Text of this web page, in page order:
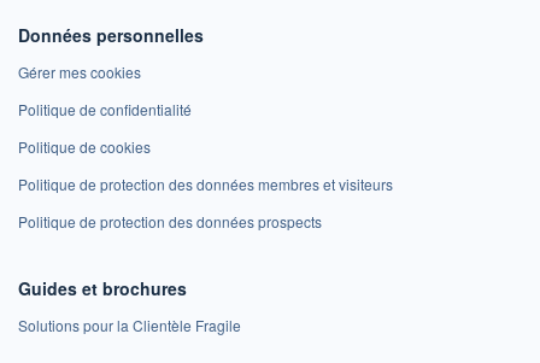
Données personnelles
Gérer mes cookies
Politique de confidentialité
Politique de cookies
Politique de protection des données membres et visiteurs
Politique de protection des données prospects
Guides et brochures
Solutions pour la Clientèle Fragile